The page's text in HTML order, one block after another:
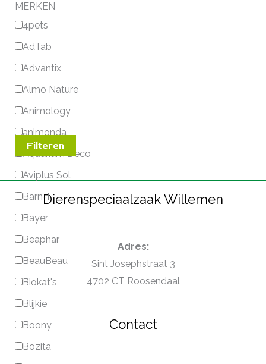
MERKEN
4pets
AdTab
Advantix
Almo Nature
Animology
animonda
Aquarium Deco
Aviplus Sol
Barn-I
Bayer
Beaphar
BeauBeau
Biokat's
Blijkie
Boony
Bozita
Filteren
Dierenspeciaalzaak Willemen
Adres:
Sint Josephstraat 3
4702 CT Roosendaal
Contact